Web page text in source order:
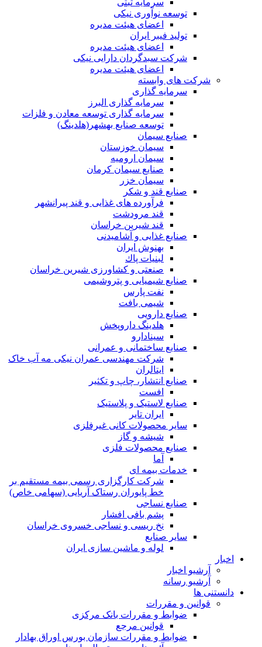
توسعه نوآوری نیکی
اعضای هیئت مدیره
تولید فیبر ایران
اعضای هیئت مدیره
شرکت سبدگردان دارایی نیکی
اعضای هیئت مدیره
شرکت های وابسته
سرمایه گذاری
سرمایه گذاری البرز
سرمایه گذاری توسعه معادن و فلزات
توسعه‌ صنایع‌ بهشهر(هلدینگ)
صنایع سیمان
سیمان خوزستان
سیمان ارومیه
صنایع سیمان کرمان
سیمان خزر
صنایع قند و شکر
فرآورده های غذایی و قند پیرانشهر
قند مرودشت
قند شیرین خراسان
صنایع غذايی و آشاميدنی
بهنوش ایران
لبنيات پاك
صنعتی و کشاورزی شیرین خراسان
صنایع شیمیایی و پتروشیمی
نفت پارس
شیمی بافت
صنایع دارویی
هلدینگ داروپخش
سینادارو
صنایع ساختمانی و عمرانی
شرکت مهندسی عمران نیکی مه آب خاک
ایتالران
صنایع انتشار، چاپ و تکثير
افست
صنایع لاستیک و پلاستیک
ایران تایر
ساير محصولات كانی غيرفلزی
شیشه و گاز
صنایع محصولات فلزی
آما
خدمات بیمه ای
شرکت کارگزاری رسمی بیمه مستقیم بر
خط پایوران رستاک آریایی (سهامی خاص)
صنایع نساجی
پشم بافی افشار
نخ ریسی و نساجی خسروی خراسان
سایر صنایع
لوله و ماشین سازی ایران
اخبار
آرشیو اخبار
آرشیو رسانه
دانستنی ها
قوانین و مقررات
ضوابط و مقررات بانک مرکزی
قوانين مرجع
ضوابط و مقررات سازمان بورس اوراق بهادار